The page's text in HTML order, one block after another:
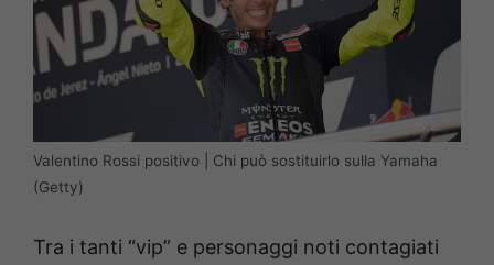
Valentino Rossi positivo | Chi può sostituirlo sulla Yamaha
(Getty)
Tra i tanti “vip” e personaggi noti contagiati